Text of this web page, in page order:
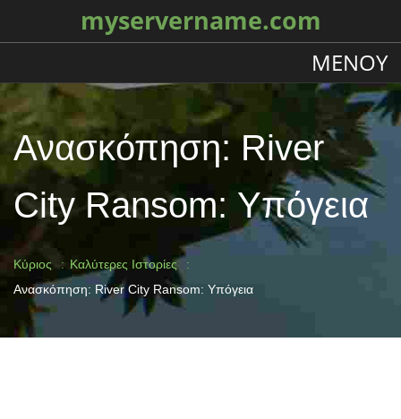
myservername.com
ΜΕΝΟΎ
Ανασκόπηση: River
City Ransom: Υπόγεια
Κύριος
Καλύτερες Ιστορίες
Ανασκόπηση: River City Ransom: Υπόγεια